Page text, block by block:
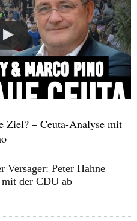
Ziel? – Ceuta-Analyse mit
Versager: Peter Hahne
mit der CDU ab